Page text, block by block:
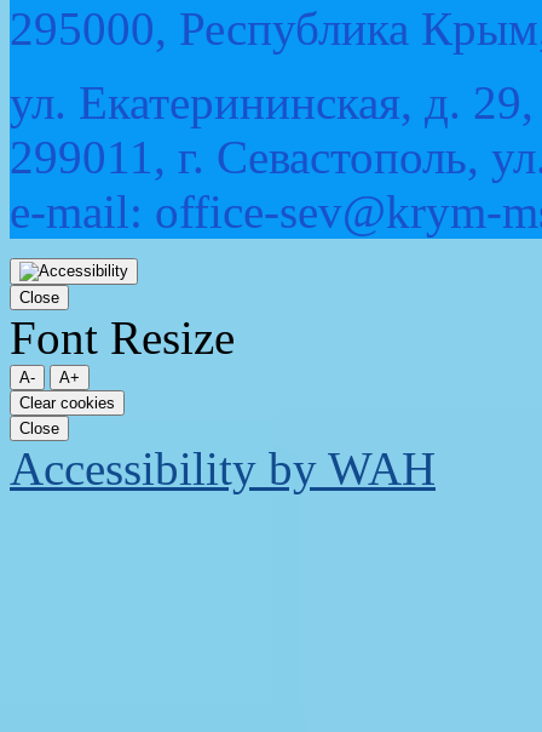
295000, Республика
ул. Екатерининская, д.
299011, г. Севастополь,
e-mail: office-sev@krym-
Прокрутка
вверх
Close
Font Resize
A-
A+
Clear cookies
Close
Accessibility by WAH